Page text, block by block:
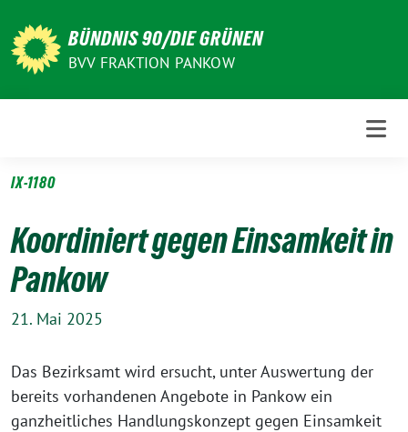
zum
Inhalt
BÜNDNIS 90/DIE GRÜNEN
BVV FRAKTION PANKOW
IX-1180
Koordiniert gegen Einsamkeit in
Pankow
21. Mai 2025
Das Bezirksamt wird ersucht, unter Auswertung der
bereits vorhandenen Angebote in Pankow ein
ganzheitliches Handlungskonzept gegen Einsamkeit